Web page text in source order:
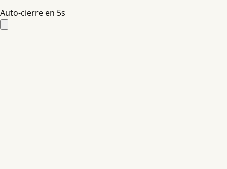
Auto-cierre en 4s